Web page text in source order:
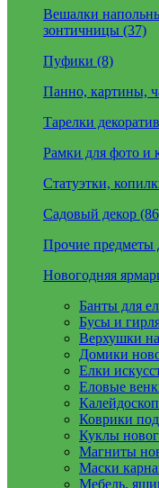
Вешалки
зонтичницы (37)
Пуфики (8)
Панно, картины,
Тарелки
Рамки для фото и
Статуэтки,
Садовый декор
Прочие предметы
Новогодняя
Банты для
Бусы и
Верхушки
Домики
Елки
Еловые
Коврики
Куклы
Магниты
Маски
Мебель,